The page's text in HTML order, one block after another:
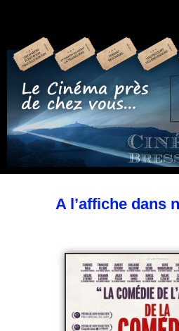
A l’affiche dans